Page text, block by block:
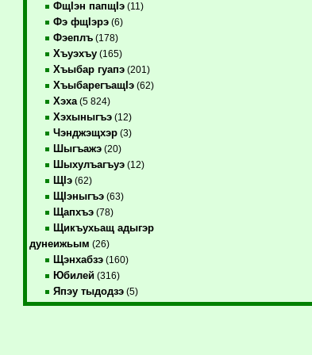
ФщIэн папщIэ(11)
Фэ фщIэрэ(6)
Фэеплъ(178)
Хъуэхъу(165)
Хъыбар гуапэ(201)
ХъыбарегъащIэ(62)
Хэха(5 824)
Хэхыныгъэ(12)
Чэнджэщхэр(3)
Шыгъажэ(20)
Шыхулъагъуэ(12)
ЩIэ(62)
ЩIэныгъэ(63)
Щапхъэ(78)
Щикъухьащ адыгэр
дунеижьым (26)
Щэнхабзэ(160)
Юбилей(316)
Япэу тыдодзэ(5)